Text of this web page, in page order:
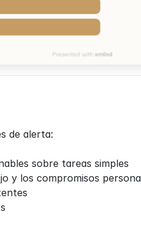
de alerta:
sobre tareas simples
y los compromisos